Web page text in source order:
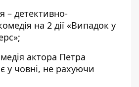
– детективно-
на 2 дії «Випадок у
актора Петра
у човні, не рахуючи